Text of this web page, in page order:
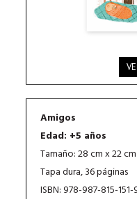
Amigos
Edad: +5 años
Tamaño: 28 cm x 22 cm
Tapa dura, 36 páginas
ISBN: 978-987-815-151-